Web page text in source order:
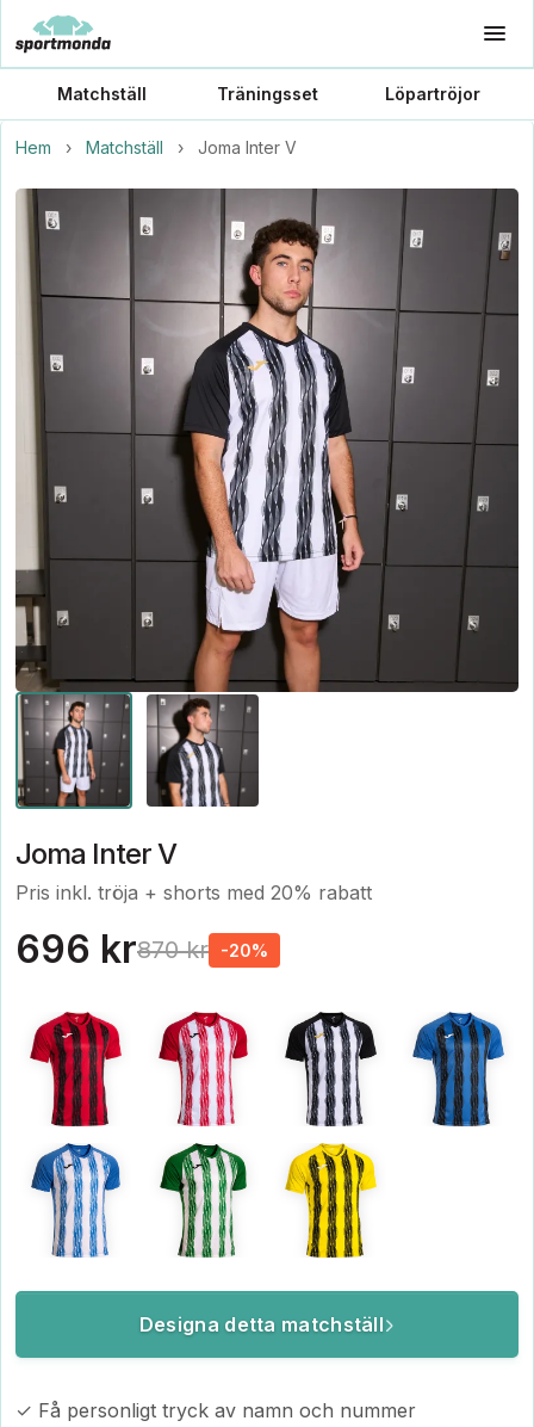
Matchställ Träningsset Löpartröjor
Hem › Matchställ › Joma Inter V
Joma Inter V
Pris inkl. tröja + shorts med 20% rabatt
696 kr870 kr -20%
Designa detta matchställ
✓ Få personligt tryck av namn och nummer